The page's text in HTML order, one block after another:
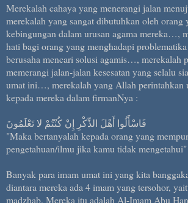
Merekalah cahaya yang menerangi jalan
merekalah yang sangat dibutuhkan oleh orang
kebingungan dalam urusan agama mereka…,
hati bagi orang yang menghadapi
berusaha mencari solusi agamis…, merekalah
memerangi jalan-jalan kesesatan yang selalu
umat ini…, merekalah yang Allah perintahkan
kepada mereka dalam firmanNya :
فَاسْأَلُوا أَهْلَ الذِّكْرِ إِنْ كُنْتُمْ لا تَعْلَمُونَ
"Maka bertanyalah kepada orang yang
pengetahuan/ilmu jika kamu tidak
Banyak para imam umat ini yang kita
diantara mereka ada 4 imam yang tersohor,
madzhab. Mereka itu adalah Al-Imam Abu